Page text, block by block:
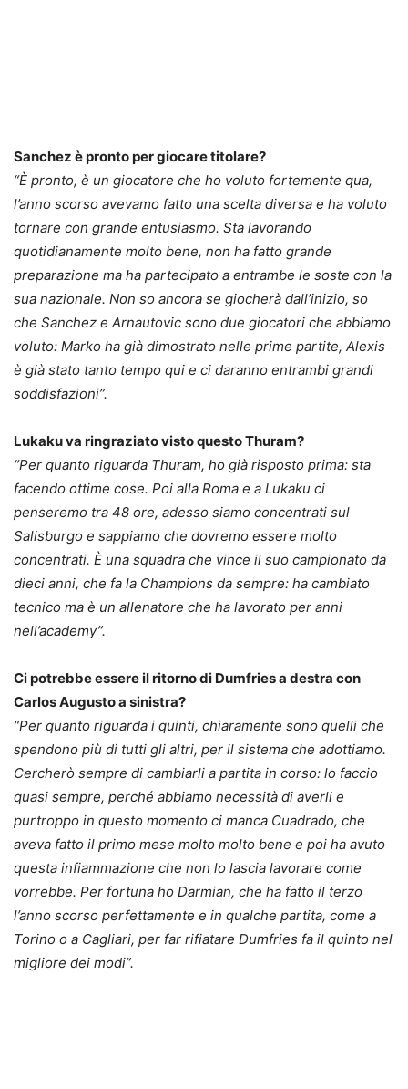
Sanchez è pronto per giocare titolare?
“È pronto, è un giocatore che ho voluto fortemente qua,
l’anno scorso avevamo fatto una scelta diversa e ha voluto
tornare con grande entusiasmo. Sta lavorando
quotidianamente molto bene, non ha fatto grande
preparazione ma ha partecipato a entrambe le soste con la
sua nazionale. Non so ancora se giocherà dall’inizio, so
che Sanchez e Arnautovic sono due giocatori che abbiamo
voluto: Marko ha già dimostrato nelle prime partite, Alexis
è già stato tanto tempo qui e ci daranno entrambi grandi
soddisfazioni”.
Lukaku va ringraziato visto questo Thuram?
“Per quanto riguarda Thuram, ho già risposto prima: sta
facendo ottime cose. Poi alla Roma e a Lukaku ci
penseremo tra 48 ore, adesso siamo concentrati sul
Salisburgo e sappiamo che dovremo essere molto
concentrati. È una squadra che vince il suo campionato da
dieci anni, che fa la Champions da sempre: ha cambiato
tecnico ma è un allenatore che ha lavorato per anni
nell’academy”.
Ci potrebbe essere il ritorno di Dumfries a destra con
Carlos Augusto a sinistra?
“Per quanto riguarda i quinti, chiaramente sono quelli che
spendono più di tutti gli altri, per il sistema che adottiamo.
Cercherò sempre di cambiarli a partita in corso: lo faccio
quasi sempre, perché abbiamo necessità di averli e
purtroppo in questo momento ci manca Cuadrado, che
aveva fatto il primo mese molto molto bene e poi ha avuto
questa infiammazione che non lo lascia lavorare come
vorrebbe. Per fortuna ho Darmian, che ha fatto il terzo
l’anno scorso perfettamente e in qualche partita, come a
Torino o a Cagliari, per far rifiatare Dumfries fa il quinto nel
migliore dei modi”.